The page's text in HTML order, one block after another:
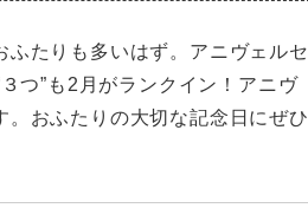
たりも多いはず。アニヴェルセ
つ”も2月がランクイン！アニヴ
。おふたりの大切な記念日にぜひ